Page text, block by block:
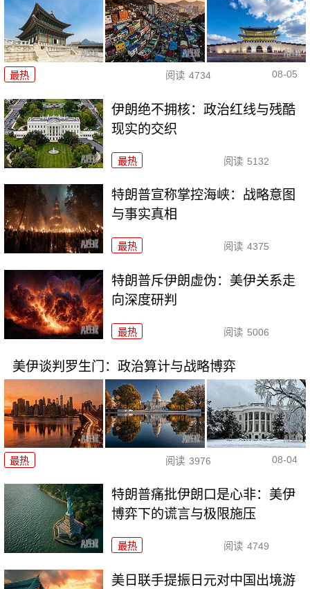
最热 阅读 4734 08-05
伊朗绝不拥核：政治红线与残酷
现实的交织
最热 阅读 5132
特朗普宣称掌控海峡：战略意图
与事实真相
最热 阅读 4375
特朗普斥伊朗虚伪：美伊关系走
向深度研判
最热 阅读 5006
美伊谈判罗生门：政治算计与战略博弈
最热 阅读 3976 08-04
特朗普痛批伊朗口是心非：美伊
博弈下的谎言与极限施压
最热 阅读 4749
美日联手提振日元对中国出境游